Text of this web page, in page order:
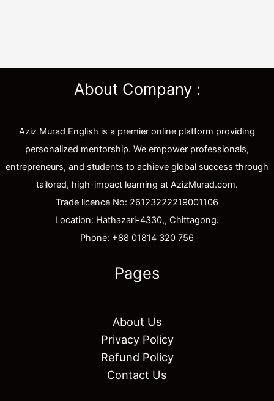
About Company :
Aziz Murad English is a premier online platform providing
personalized mentorship. We empower professionals,
entrepreneurs, and students to achieve global success through
tailored, high-impact learning at AzizMurad.com.
Trade licence No: 26123222219001106
Location: Hathazari-4330,, Chittagong.
Phone: +88 01814 320 756
Pages
About Us
Privacy Policy
Refund Policy
Contact Us